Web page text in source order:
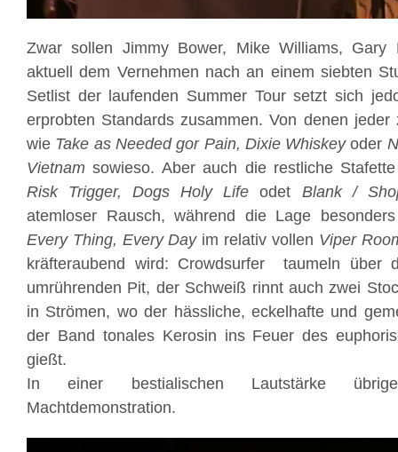
Zwar sollen Jimmy Bower, Mike Williams, Gary
aktuell dem Vernehmen nach an einem siebten
Setlist der laufenden Summer Tour setzt sich
erprobten Standards zusammen. Von denen jeder
wie Take as Needed gor Pain, Dixie Whiskeyoder
Vietnam sowieso. Aber auch die restliche
Risk Trigger, Dogs Holy Life odet Blank /
atemloser Rausch, während die Lage
Every Thing, Every Dayim relativ vollen Viper
kräfteraubend wird: Crowdsurfer taumeln über
umrührenden Pit, der Schweiß rinnt auch zwei
in Strömen, wo der hässliche, eckelhafte und
der Band tonales Kerosin ins Feuer des
gießt.
In einer bestialischen Lautstärke
Machtdemonstration.